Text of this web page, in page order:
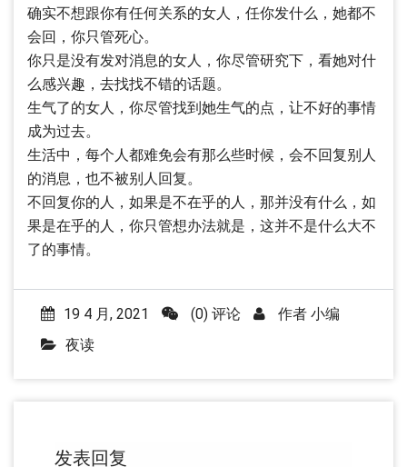
确实不想跟你有任何关系的女人，任你发什么，她都不
会回，你只管死心。
你只是没有发对消息的女人，你尽管研究下，看她对什
么感兴趣，去找找不错的话题。
生气了的女人，你尽管找到她生气的点，让不好的事情
成为过去。
生活中，每个人都难免会有那么些时候，会不回复别人
的消息，也不被别人回复。
不回复你的人，如果是不在乎的人，那并没有什么，如
果是在乎的人，你只管想办法就是，这并不是什么大不
了的事情。
19 4 月, 2021 (0) 评论 作者 小编
夜读
发表回复